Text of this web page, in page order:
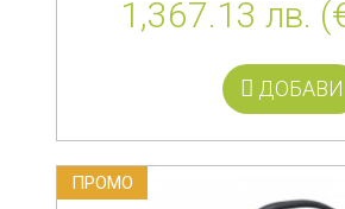
1,367.13 лв.
ДОБАВИ
ПРОМO